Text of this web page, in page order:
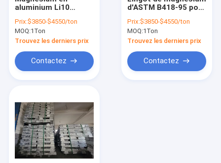
aluminium Li10
lingots de
magnésium de zinc
Prix:$3850-$4550/ton
MOQ:1Ton
Trouvez les derniers prix
Contactez
d'ASTM B418-95 pour
d'anode de zinc de
bateaux
Prix:$3850-$4550/ton
MOQ:1Ton
Trouvez les derniers prix
Contactez